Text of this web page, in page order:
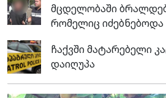
მცდელობაში
რომელიც იძებნებოდა
ჩაქვში მატარებელი
დაიღუპა